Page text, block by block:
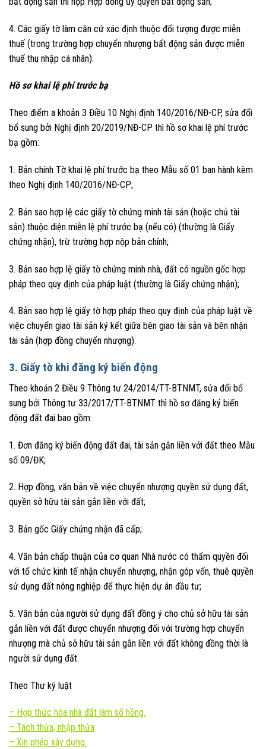
4. Các giấy tờ làm căn cứ xác định thuộc đối tượng được miễn
thuế (trong trường hợp chuyển nhượng bất động sản được miễn
thuế thu nhập cá nhân).
Hồ sơ khai lệ phí trước bạ
Theo điểm a khoản 3 Điều 10 Nghị định 140/2016/NĐ-CP, sửa đổi
bổ sung bởi Nghị định 20/2019/NĐ-CP thì hồ sơ khai lệ phí trước
bạ gồm:
1. Bản chính Tờ khai lệ phí trước bạ theo Mẫu số 01 ban hành kèm
theo Nghị định 140/2016/NĐ-CP;
2. Bản sao hợp lệ các giấy tờ chứng minh tài sản (hoặc chủ tài
sản) thuộc diện miễn lệ phí trước bạ (nếu có) (thường là Giấy
chứng nhận), trừ trường hợp nộp bản chính;
3. Bản sao hợp lệ giấy tờ chứng minh nhà, đất có nguồn gốc hợp
pháp theo quy định của pháp luật (thường là Giấy chứng nhận);
4. Bản sao hợp lệ giấy tờ hợp pháp theo quy định của pháp luật về
việc chuyển giao tài sản ký kết giữa bên giao tài sản và bên nhận
tài sản (hợp đồng chuyển nhượng).
3. Giấy tờ khi đăng ký biến động
Theo khoản 2 Điều 9 Thông tư 24/2014/TT-BTNMT, sửa đổi bổ
sung bởi Thông tư 33/2017/TT-BTNMT thì hồ sơ đăng ký biến
động đất đai bao gồm:
1. Đơn đăng ký biến động đất đai, tài sản gắn liền với đất theo Mẫu
số 09/ĐK;
2. Hợp đồng, văn bản về việc chuyển nhượng quyền sử dụng đất,
quyền sở hữu tài sản gắn liền với đất;
3. Bản gốc Giấy chứng nhận đã cấp;
4. Văn bản chấp thuận của cơ quan Nhà nước có thẩm quyền đối
với tổ chức kinh tế nhận chuyển nhượng, nhận góp vốn, thuê quyền
sử dụng đất nông nghiệp để thực hiện dự án đầu tư;
5. Văn bản của người sử dụng đất đồng ý cho chủ sở hữu tài sản
gắn liền với đất được chuyển nhượng đối với trường hợp chuyển
nhượng mà chủ sở hữu tài sản gắn liền với đất không đồng thời là
người sử dụng đất.
Theo Thư ký luật
– Hợp thức hóa nhà đất làm sổ hồng.
– Tách thửa, nhập thửa
– Xin phép xây dựng.